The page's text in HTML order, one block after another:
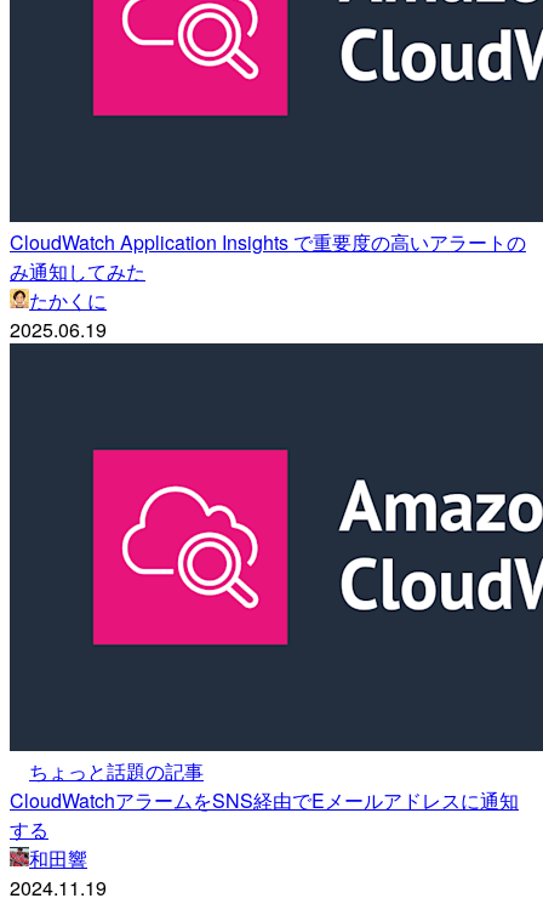
CloudWatch Application Insights で重要度の高いアラートの
み通知してみた
たかくに
2025.06.19
ちょっと話題の記事
CloudWatchアラームをSNS経由でEメールアドレスに通知
する
和田響
2024.11.19